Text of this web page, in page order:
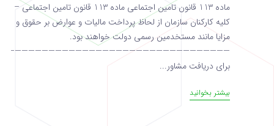
ماده 113 قانون تامین اجتماعی ماده 113 قانون تامین اجتماعی –
کلیه کارکنان سازمان از لحاظ پرداخت مالیات و عوارض بر حقوق و
مزایا مانند مستخدمین رسمی دولت خواهند بود.
برای دریافت مشاور...
بیشتر بخوانید